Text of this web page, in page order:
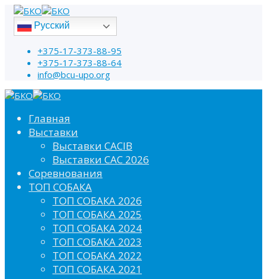
Русский
+375-17-373-88-95
+375-17-373-88-64
info@bcu-upo.org
Главная
Выставки
Выставки CACIB
Выставки САС 2026
Соревнования
ТОП СОБАКА
ТОП СОБАКА 2026
ТОП СОБАКА 2025
ТОП СОБАКА 2024
ТОП СОБАКА 2023
ТОП СОБАКА 2022
ТОП СОБАКА 2021